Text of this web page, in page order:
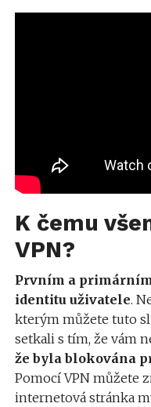
K čemu
VPN?
Prvním a
identitu uživatele.
kterým můžete tuto
setkali s tím, že vám
že byla blokována
Pomocí VPN můžete
internetová stránka